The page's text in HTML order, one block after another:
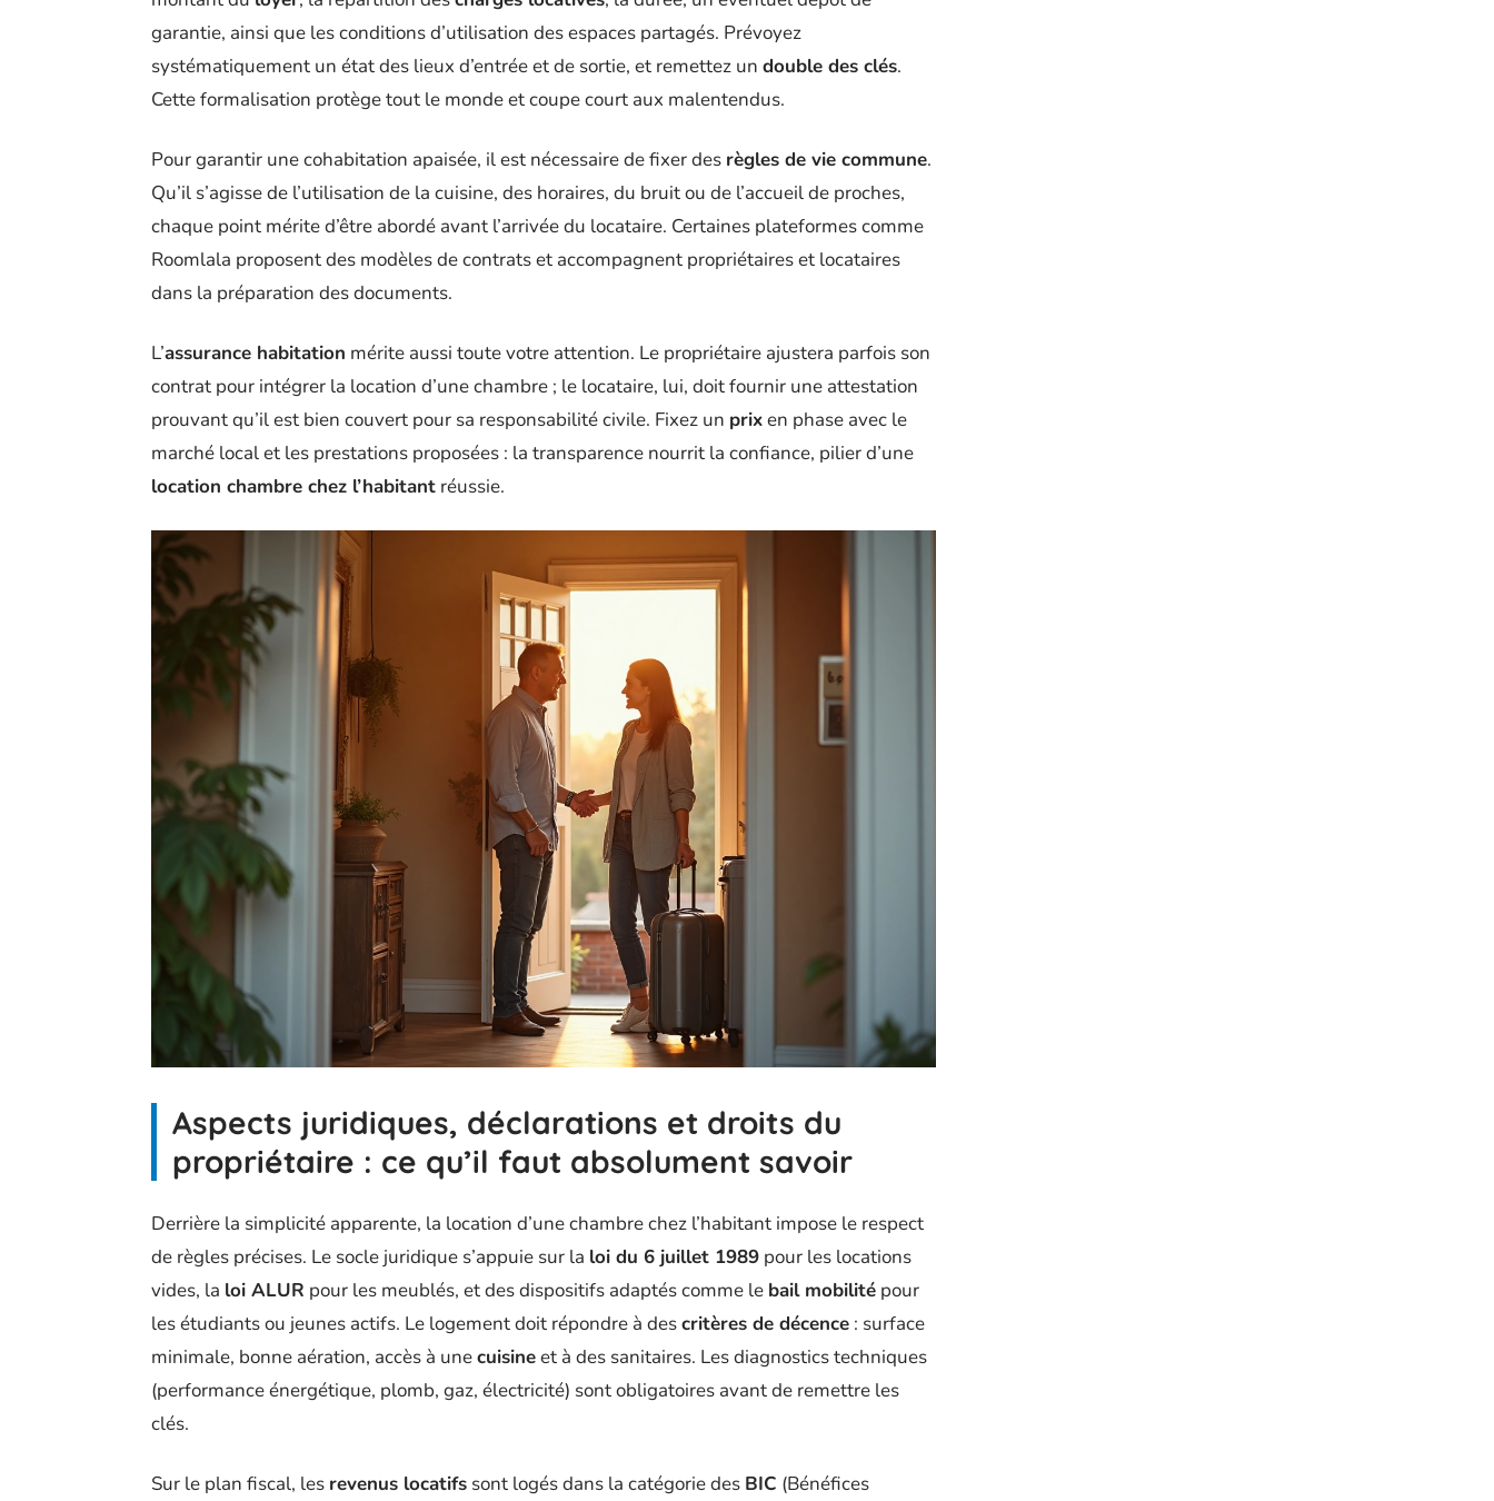
garantie, ainsi que les conditions d’utilisation des espaces partagés. Prévoyez
systématiquement un état des lieux d’entrée et de sortie, et remettez un double des clés.
Cette formalisation protège tout le monde et coupe court aux malentendus.
Pour garantir une cohabitation apaisée, il est nécessaire de fixer des règles de vie commune.
Qu’il s’agisse de l’utilisation de la cuisine, des horaires, du bruit ou de l’accueil de proches,
chaque point mérite d’être abordé avant l’arrivée du locataire. Certaines plateformes comme
Roomlala proposent des modèles de contrats et accompagnent propriétaires et locataires
dans la préparation des documents.
L’assurance habitation mérite aussi toute votre attention. Le propriétaire ajustera parfois son
contrat pour intégrer la location d’une chambre ; le locataire, lui, doit fournir une attestation
prouvant qu’il est bien couvert pour sa responsabilité civile. Fixez un prixen phase avec le
marché local et les prestations proposées : la transparence nourrit la confiance, pilier d’une
location chambre chez l’habitant réussie.
Aspects juridiques, déclarations et droits du
propriétaire : ce qu’il faut absolument savoir
Derrière la simplicité apparente, la location d’une chambre chez l’habitant impose le respect
de règles précises. Le socle juridique s’appuie sur la loi du 6 juillet 1989 pour les locations
vides, la loi ALUR pour les meublés, et des dispositifs adaptés comme le bail mobilité pour
les étudiants ou jeunes actifs. Le logement doit répondre à descritères de décence : surface
minimale, bonne aération, accès à unecuisineet à des sanitaires. Les diagnostics techniques
(performance énergétique, plomb, gaz, électricité) sont obligatoires avant de remettre les
clés.
Sur le plan fiscal, les revenus locatifs sont logés dans la catégorie des BIC (Bénéfices